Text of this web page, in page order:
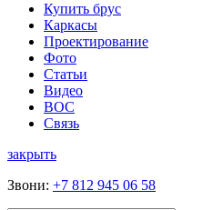
Купить брус
Каркасы
Проектирование
Фото
Статьи
Видео
ВОС
Связь
закрыть
Звони: +7 812 945 06 58